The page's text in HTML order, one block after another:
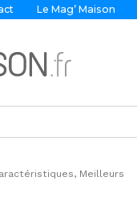
Le Mag’ Maison
Meilleurs